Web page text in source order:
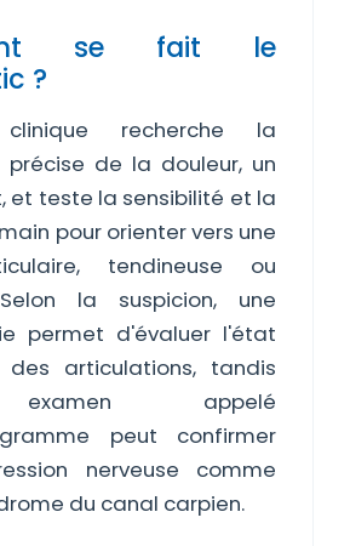
se fait le
?
clinique recherche la
précise de la douleur, un
et teste la sensibilité et la
pour orienter vers une
tendineuse ou
la suspicion, une
permet d'évaluer l'état
articulations, tandis
appelé
peut confirmer
nerveuse comme
du canal carpien.